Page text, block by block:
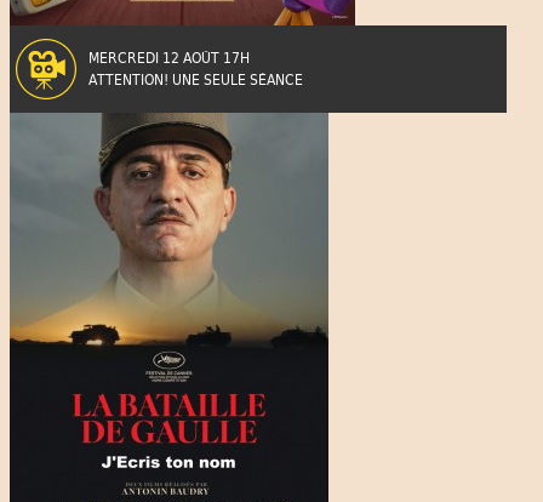
MERCREDI 12 AOÛT 17H
ATTENTION! UNE SEULE SÉANCE